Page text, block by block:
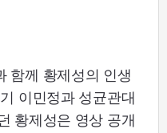
함께 황제성의 인생
이민정과 성균관대
황제성은 영상 공개